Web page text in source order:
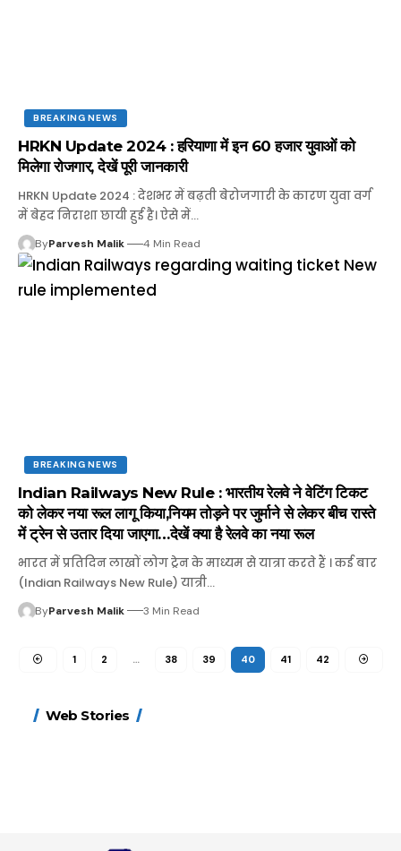
BREAKING NEWS
HRKN Update 2024 : हरियाणा में इन 60 हजार युवाओं को
मिलेगा रोजगार, देखें पूरी जानकारी
HRKN Update 2024 : देशभर में बढ़ती बेरोजगारी के कारण युवा वर्ग
में बेहद निराशा छायी हुई है। ऐसे में…
ByParvesh Malik 4 Min Read
BREAKING NEWS
Indian Railways New Rule : भारतीय रेलवे ने वेटिंग टिकट
को लेकर नया रूल लागू किया,नियम तोड़ने पर जुर्माने से लेकर बीच रास्ते
में ट्रेन से उतार दिया जाएगा…देखें क्या है रेलवे का नया रूल
भारत में प्रतिदिन लाखों लोग ट्रेन के माध्यम से यात्रा करते हैं । कई बार
(Indian Railways New Rule) यात्री…
ByParvesh Malik 3 Min Read
1 2 … 38 39 40 41 42
Web Stories
15 नवंबर से लागू होंगे
FASTag के ये नए नियम,
मोटापे को कम करने के लिए